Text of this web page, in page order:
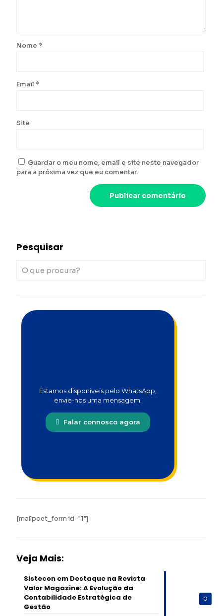
Nome *
Email *
Site
Guardar o meu nome, email e site neste navegador
para a próxima vez que eu comentar.
Pesquisar
Estamos disponíveis pelo WhatsApp,
envie-nos uma mensagem.
Falar connosco agora
[mailpoet_form id="1"]
Veja Mais:
0
Sistecon em Destaque na Revista
Valor Magazine: A Evolução da
Contabilidade Estratégica de
Gestão